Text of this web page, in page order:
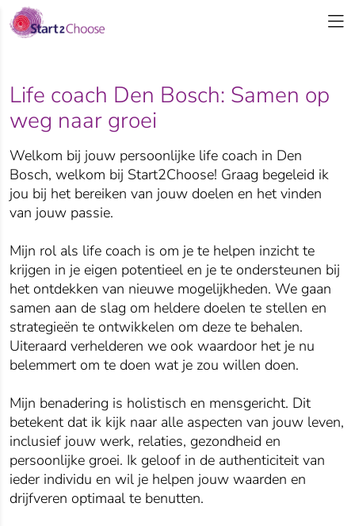
Life coach Den Bosch: Samen op
weg naar groei
Welkom bij jouw persoonlijke life coach in Den
Bosch, welkom bij Start2Choose! Graag begeleid ik
jou bij het bereiken van jouw doelen en het vinden
van jouw passie.
Mijn rol als life coach is om je te helpen inzicht te
krijgen in je eigen potentieel en je te ondersteunen bij
het ontdekken van nieuwe mogelijkheden. We gaan
samen aan de slag om heldere doelen te stellen en
strategieën te ontwikkelen om deze te behalen.
Uiteraard verhelderen we ook waardoor het je nu
belemmert om te doen wat je zou willen doen.
Mijn benadering is holistisch en mensgericht. Dit
betekent dat ik kijk naar alle aspecten van jouw leven,
inclusief jouw werk, relaties, gezondheid en
persoonlijke groei. Ik geloof in de authenticiteit van
ieder individu en wil je helpen jouw waarden en
drijfveren optimaal te benutten.